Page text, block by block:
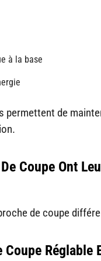
à la base
permettent de
Coupe Ont
de coupe
Réglable